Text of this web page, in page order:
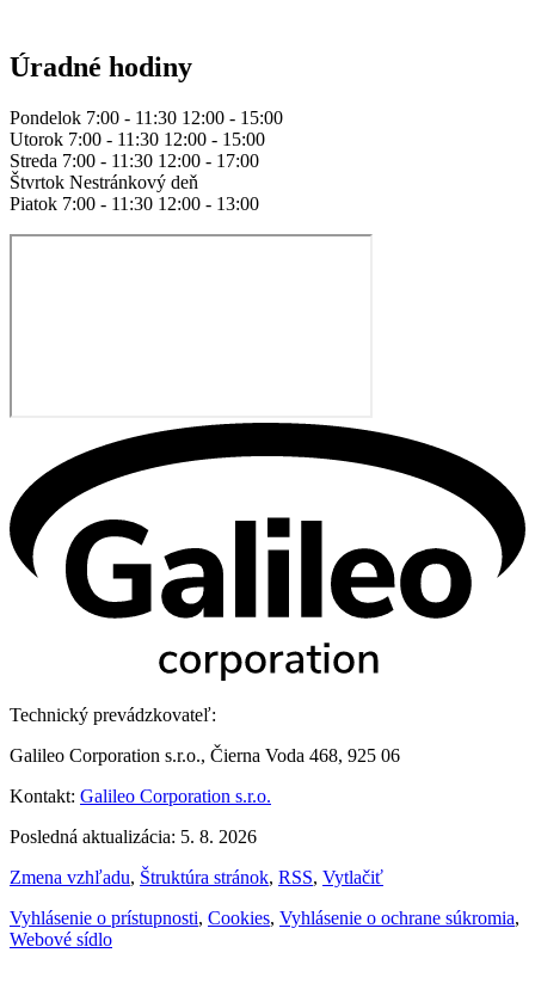
Úradné hodiny
Pondelok 7:00 - 11:30 12:00 - 15:00
Utorok 7:00 - 11:30 12:00 - 15:00
Streda 7:00 - 11:30 12:00 - 17:00
Štvrtok Nestránkový deň
Piatok 7:00 - 11:30 12:00 - 13:00
Technický prevádzkovateľ:
Galileo Corporation s.r.o., Čierna Voda 468, 925 06
Kontakt: Galileo Corporation s.r.o.
Posledná aktualizácia: 5. 8. 2026
Zmena vzhľadu, Štruktúra stránok, RSS, Vytlačiť
Vyhlásenie o prístupnosti, Cookies, Vyhlásenie o ochrane súkromia,
Webové sídlo